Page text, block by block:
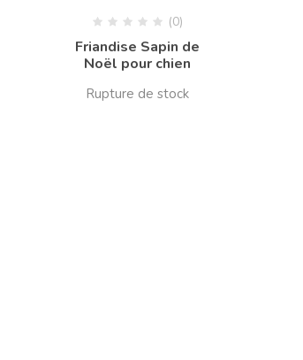
(0)
Friandise Sapin de
Noël pour chien